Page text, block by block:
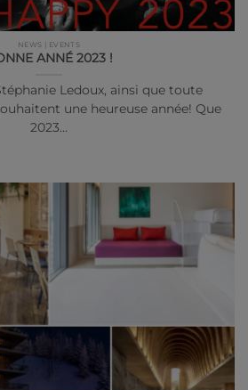
NEWS | EVENTS
ANNÉ 2023 !
Ledoux, ainsi que toute
une heureuse année! Que
2023…